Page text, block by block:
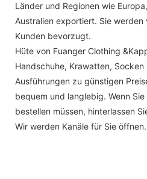
Länder und Regionen wie
Australien exportiert. Sie werden
Kunden bevorzugt.
Hüte von Fuanger Clothing
Handschuhe, Krawatten,
Ausführungen zu günstigen
bequem und langlebig. Wenn
bestellen müssen, hinterlassen
Wir werden Kanäle für Sie öffnen.